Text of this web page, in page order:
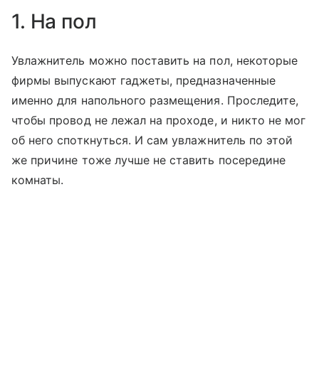
1. На пол
Увлажнитель можно поставить на пол, некоторые
фирмы выпускают гаджеты, предназначенные
именно для напольного размещения. Проследите,
чтобы провод не лежал на проходе, и никто не мог
об него споткнуться. И сам увлажнитель по этой
же причине тоже лучше не ставить посередине
комнаты.